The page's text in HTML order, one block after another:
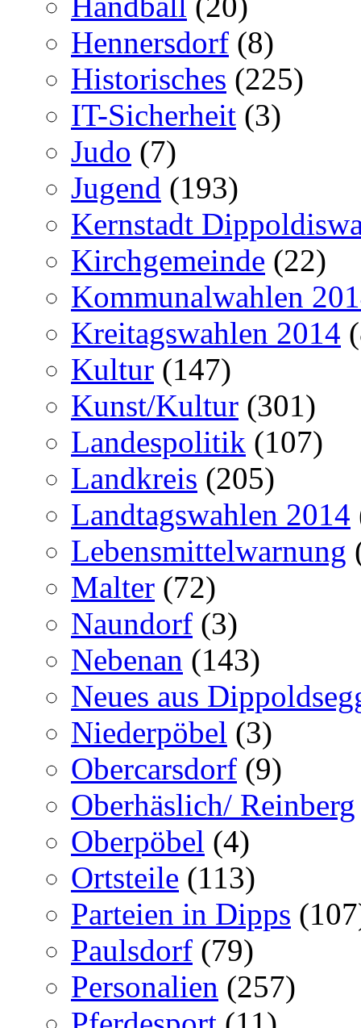
Hennersdorf (8)
Historisches (225)
IT-Sicherheit (3)
Judo (7)
Jugend (193)
Kernstadt
Kirchgemeinde (22)
Kommunalwahlen
Kreitagswahlen 2014
Kultur (147)
Kunst/Kultur (301)
Landespolitik (107)
Landkreis (205)
Landtagswahlen 2014
Lebensmittelwarnung
Malter (72)
Naundorf (3)
Nebenan (143)
Neues aus
Niederpöbel (3)
Obercarsdorf (9)
Oberhäslich/ Reinberg
Oberpöbel (4)
Ortsteile (113)
Parteien in Dipps
Paulsdorf (79)
Personalien (257)